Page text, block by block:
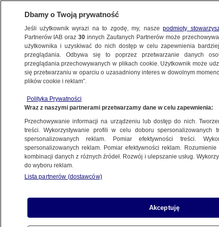
POLSKA
dzieciom, Nawrocki powołał członków rady
ds. Polonii
Oprac.Filip Czerwiński
2.05.2026, 12:39
Posłuchaj artykułu
Dbamy o Twoją prywatność
Jeśli użytkownik wyrazi na to zgodę, my, naszepodmioty
Partnerów IAB oraz30 innych Zaufanych Partnerów może
użytkownika i uzyskiwać do nich dostęp w celu zapewnienia
przeglądania. Odbywa się to poprzez przetwarzanie danych
przeglądania przechowywanych w plikach cookie. Użytkownik może
się przetwarzaniu w oparciu o uzasadniony interes w dowolnym
plików cookie i reklam”.
Polityka Prywatności
Wraz z naszymi partnerami przetwarzamy dane w celu zapewnienia:
Przechowywanie informacji na urządzeniu lub dostęp do nich.
treści. Wykorzystywanie profili w celu doboru spersonalizowanych
spersonalizowanych reklam. Pomiar efektywności treści.
spersonalizowanych reklam. Pomiar efektywności reklam.
kombinacji danych z różnych źródeł. Rozwój i ulepszanie usług.
do wyboru reklam.
Lista partnerów (dostawców)
Akceptuję